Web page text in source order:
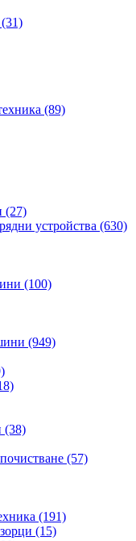
(31)
(89)
(27)
устройства (630)
(100)
(949)
(38)
(57)
(191)
(15)